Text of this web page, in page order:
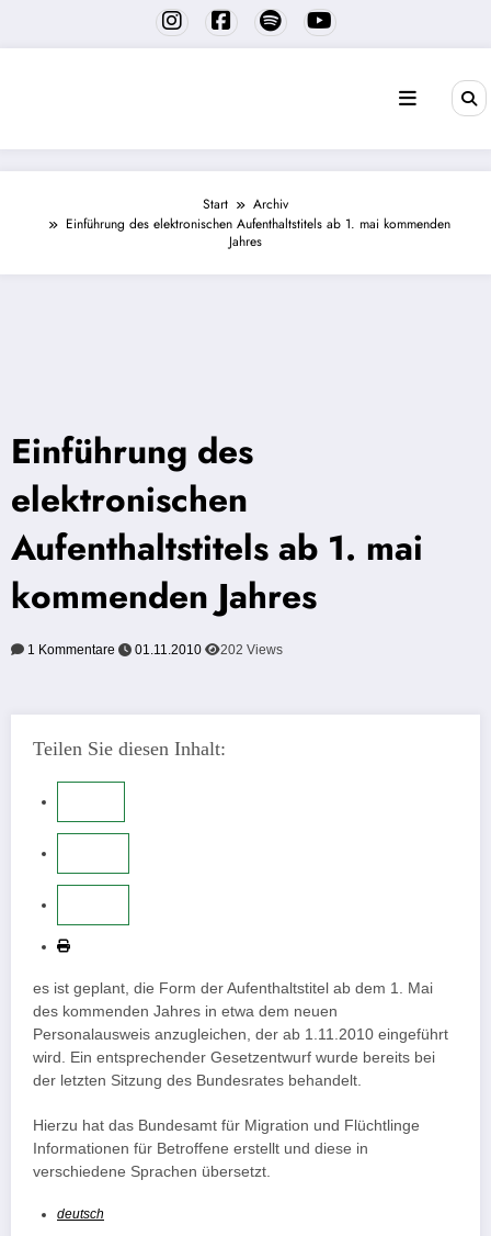
springen
Start
Archiv
Einführung des elektronischen Aufenthaltstitels ab 1. mai kommenden
Jahres
Einführung des
elektronischen
Aufenthaltstitels ab 1. mai
kommenden Jahres
1 Kommentare 01.11.2010 202 Views
Teilen Sie diesen Inhalt:
es ist geplant, die Form der Aufenthaltstitel ab dem 1. Mai
des kommenden Jahres in etwa dem neuen
Personalausweis anzugleichen, der ab 1.11.2010 eingeführt
wird. Ein entsprechender Gesetzentwurf wurde bereits bei
der letzten Sitzung des Bundesrates behandelt.
Hierzu hat das Bundesamt für Migration und Flüchtlinge
Informationen für Betroffene erstellt und diese in
verschiedene Sprachen übersetzt.
deutsch